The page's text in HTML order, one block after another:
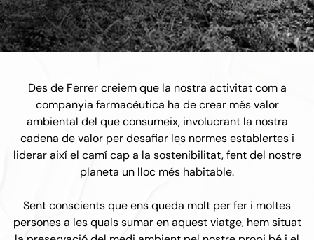
Des de Ferrer creiem que la nostra activitat com a
companyia farmacèutica ha de crear més valor
ambiental del que consumeix, involucrant la nostra
cadena de valor per desafiar les normes establertes i
liderar així el camí cap a la sostenibilitat, fent del nostre
planeta un lloc més habitable.
Sent conscients que ens queda molt per fer i moltes
persones a les quals sumar en aquest viatge, hem situat